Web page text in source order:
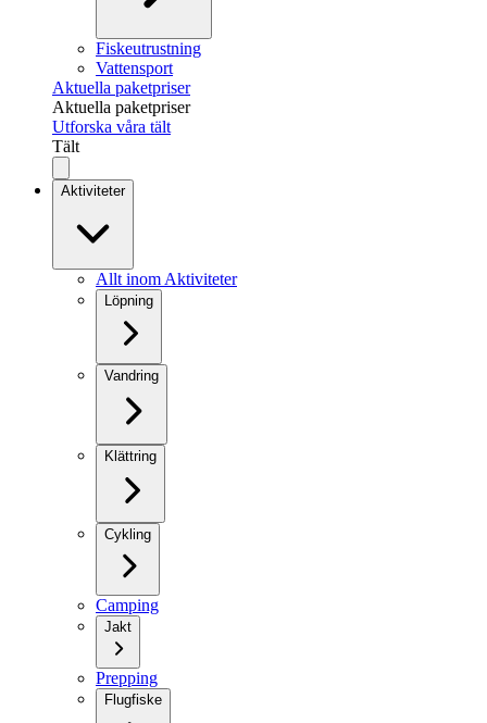
Fiskeutrustning
Vattensport
Aktuella paketpriser
Aktuella paketpriser
Utforska våra tält
Tält
Aktiviteter
Allt inom Aktiviteter
Löpning
Vandring
Klättring
Cykling
Camping
Jakt
Prepping
Flugfiske